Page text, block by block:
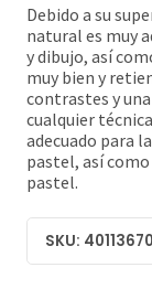
Debido a su
natural es muy
y dibujo, así
muy bien y
contrastes y
cualquier
adecuado para
pastel, así
pastel.
SKU: